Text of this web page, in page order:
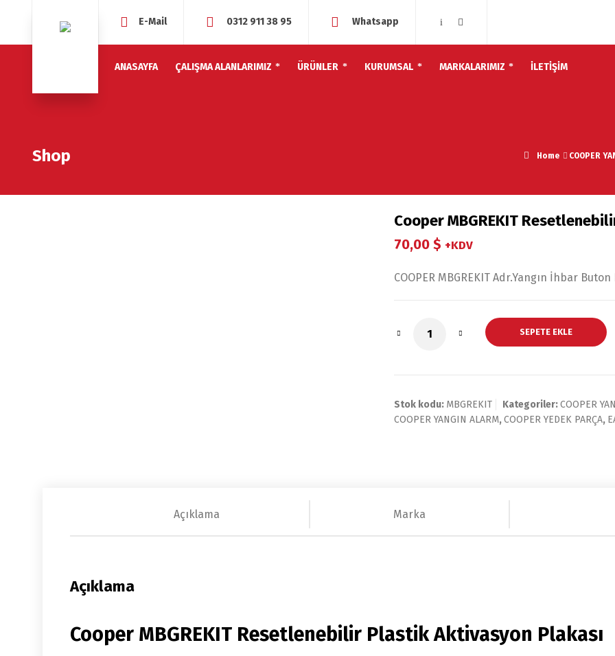
E-Mail 0312 911 38 95 Whatsapp
ANASAYFA ÇALIŞMA ALANLARIMIZ ÜRÜNLER KURUMSAL MARKALARIMIZ İLETİŞİM
Shop Home COOPER
Cooper MBGREKIT
70,00$ +KDV
COOPER MBGREKIT Adr.Yangın İhbar
SEPETE EKLE
Stok kodu: MBGREKIT Kategoriler:COOPER
COOPER YANGIN ALARM,COOPER YEDEK PARÇA,
Açıklama Marka
Açıklama
Cooper MBGREKIT Resetlenebilir Plastik Aktivasyon Plakası